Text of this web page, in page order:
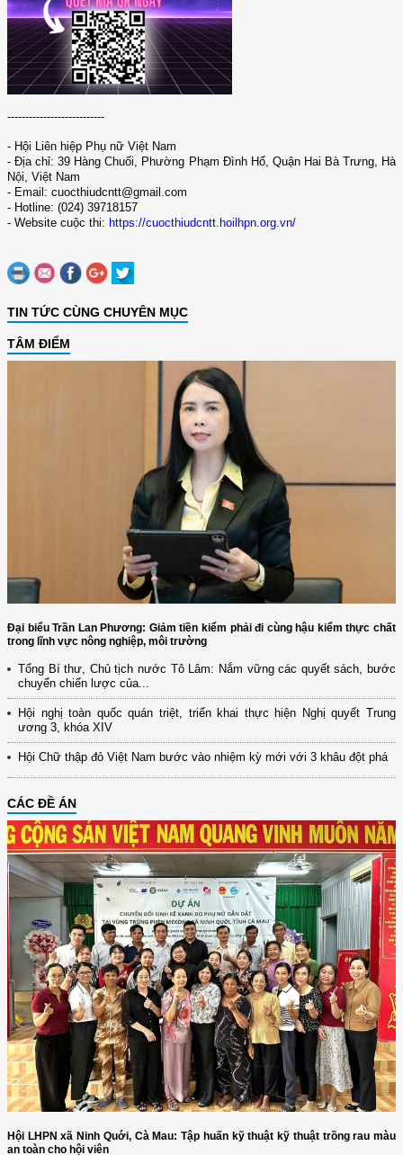
---------------------------
- Hội Liên hiệp Phụ nữ Việt Nam
- Địa chỉ: 39 Hàng Chuối, Phường Phạm Đình Hổ, Quận Hai Bà Trưng, Hà
Nội, Việt Nam
- Email: cuocthiudcntt@gmail.com
- Hotline: (024) 39718157
- Website cuộc thi: https://cuocthiudcntt.hoilhpn.org.vn/
TIN TỨC CÙNG CHUYÊN MỤC
TÂM ĐIỂM
Đại biểu Trần Lan Phương: Giảm tiền kiểm phải đi cùng hậu kiểm thực chất
trong lĩnh vực nông nghiệp, môi trường
Tổng Bí thư, Chủ tịch nước Tô Lâm: Nắm vững các quyết sách, bước
chuyển chiến lược của...
Hội nghị toàn quốc quán triệt, triển khai thực hiện Nghị quyết Trung
ương 3, khóa XIV
Hội Chữ thập đỏ Việt Nam bước vào nhiệm kỳ mới với 3 khâu đột phá
CÁC ĐỀ ÁN
Hội LHPN xã Ninh Quới, Cà Mau: Tập huấn kỹ thuật kỹ thuật trồng rau màu
an toàn cho hội viên